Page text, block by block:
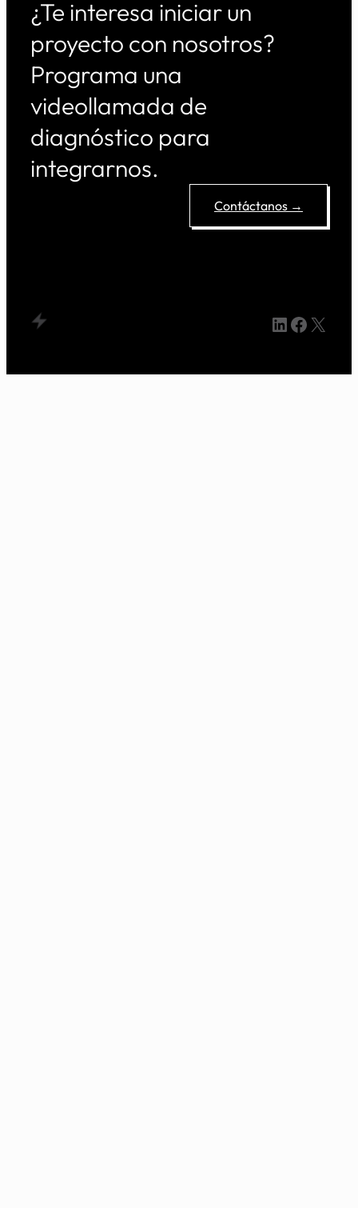
¿Te interesa iniciar un
proyecto con nosotros?
Programa una
videollamada de
diagnóstico para
integrarnos.
Contáctanos →
LinkedIn
X